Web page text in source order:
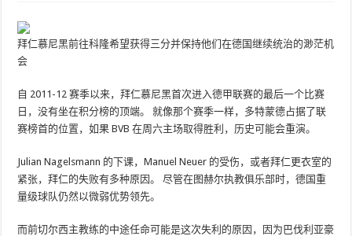
拜仁慕尼黑前往科隆希望获得三分并保持他们在德国继续统治的渺茫机
会
自 2011-12 赛季以来，拜仁慕尼黑首次进入德甲联赛的最后一个比赛
日，没有坐在积分榜的顶端。 就像那个赛季一样，多特蒙德占据了联
赛榜首的位置，如果 BVB 在周六主场取得胜利，历史可能会重演。
Julian Nagelsmann 的下课，Manuel Neuer 的受伤，或者拜仁更衣室的
紧张，拜仁的失败有多种原因。 尽管在图赫尔执教俱乐部时，德国重
量级球队仍然以微弱优势领先。
而前切尔西主教练的中途任命可能是这次失利的原因，因为巴伐利亚豪